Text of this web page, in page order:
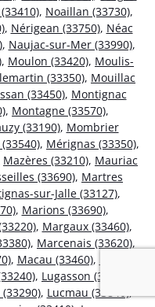
, Noaillan (33730),
, Nérigean (33750), Néac
, Naujac-sur-Mer (33990),
, Moulon (33420), Moulis-
(33350), Mouillac
(33450), Montignac
, Montagne (33570),
(33190), Mombrier
, Mérignas (33350),
Mazères (33210), Mauriac
(33690), Martres
sur-Jalle (33127),
, Marions (33690),
, Margaux (33460),
, Marcenais (33620),
, Macau (33460),
, Lugasson (33760)
, Lucmau (33840),